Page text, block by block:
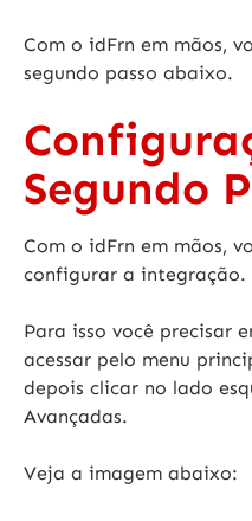
Com o idFrn em mãos,
segundo passo abaixo.
Segundo
Com o idFrn em mãos,
configurar a integração.
Para isso você precisar
acessar pelo menu
depois clicar no lado
Avançadas.
Veja a imagem abaixo: